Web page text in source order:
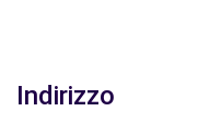
Indirizzo